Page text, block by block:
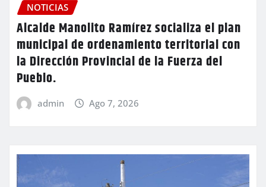
NOTICIAS
Alcalde Manolito Ramírez socializa el plan
municipal de ordenamiento territorial con
la Dirección Provincial de la Fuerza del
Pueblo.
admin Ago 7, 2026